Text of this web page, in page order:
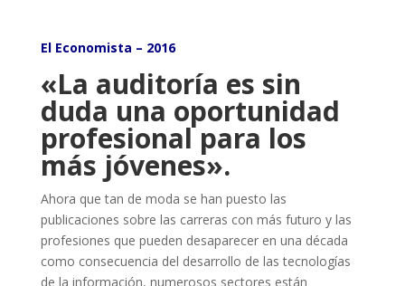
El Economista – 2016
«La auditoría es sin
duda una oportunidad
profesional para los
más jóvenes».
Ahora que tan de moda se han puesto las
publicaciones sobre las carreras con más futuro y las
profesiones que pueden desaparecer en una década
como consecuencia del desarrollo de las tecnologías
de la información, numerosos sectores están